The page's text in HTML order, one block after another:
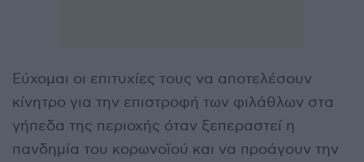
Εύχομαι οι επιτυχίες τους να αποτελέσουν
κίνητρο για την επιστροφή των φιλάθλων στα
γήπεδα της περιοχής όταν ξεπεραστεί η
πανδημία του κορωνοϊού και να προάγουν την